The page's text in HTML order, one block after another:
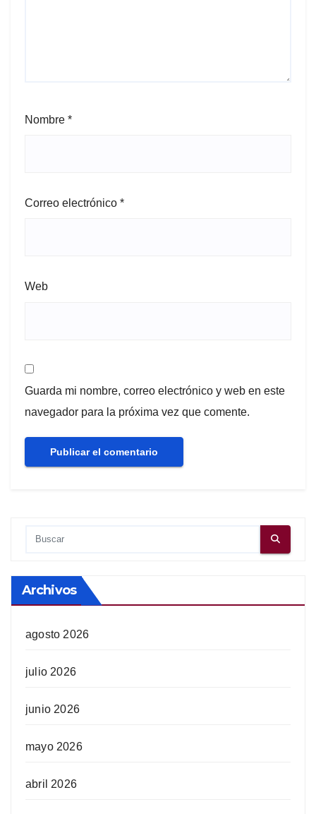
Nombre *
Correo electrónico *
Web
Guarda mi nombre, correo electrónico y web en este
navegador para la próxima vez que comente.
Archivos
agosto 2026
julio 2026
junio 2026
mayo 2026
abril 2026